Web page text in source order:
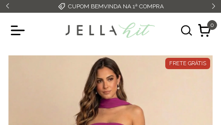
CUPOM BEMVINDA NA 1ª COMPRA
0
FRETE GRÁTIS